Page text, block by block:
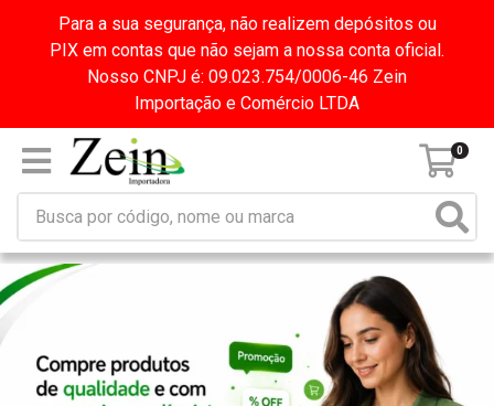
Para a sua segurança, não realizem depósitos ou
PIX em contas que não sejam a nossa conta oficial.
Nosso CNPJ é: 09.023.754/0006-46 Zein
Importação e Comércio LTDA
0